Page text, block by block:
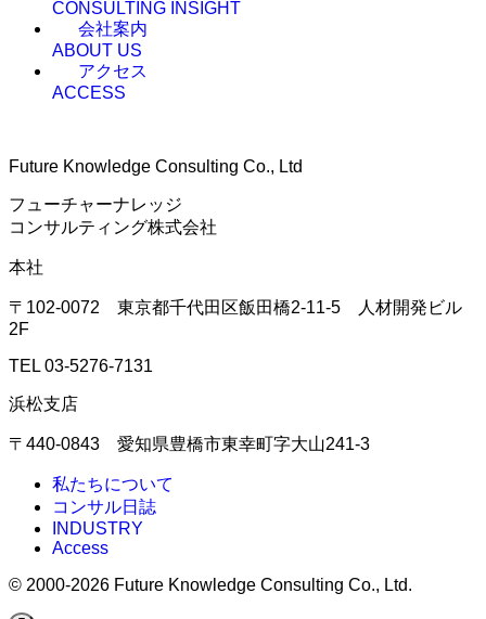
CONSULTING INSIGHT
会社案内
ABOUT US
アクセス
ACCESS
Future Knowledge Consulting Co., Ltd
フューチャーナレッジ
コンサルティング株式会社
本社
〒102-0072 東京都千代田区飯田橋2-11-5 人材開発ビル
2F
TEL 03-5276-7131
浜松支店
〒440-0843 愛知県豊橋市東幸町字大山241-3
私たちについて
コンサル日誌
INDUSTRY
Access
© 2000-2026 Future Knowledge Consulting Co., Ltd.